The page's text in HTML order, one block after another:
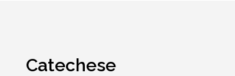
Catechese